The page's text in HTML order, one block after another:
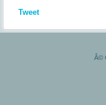
Tweet
Â©